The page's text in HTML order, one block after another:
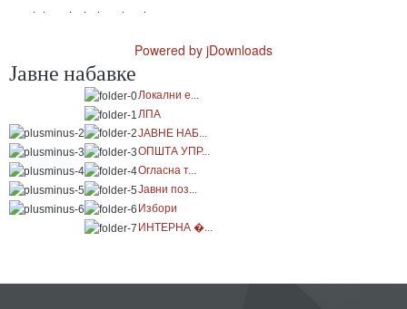
Powered by jDownloads
Јавне набавке
Локални е...
ЛПА
ЈАВНЕ НАБ...
ОПШТА УПР...
Огласна т...
Јавни поз...
Избори
ИНТЕРНА �...